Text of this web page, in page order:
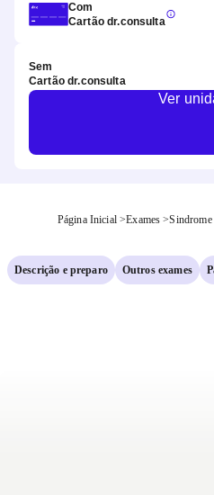
Com
Cartão dr.consulta
Sem
Cartão dr.consulta
Ver
Página Inicial >Exames >Sindrome
Descrição e preparo Outros exames